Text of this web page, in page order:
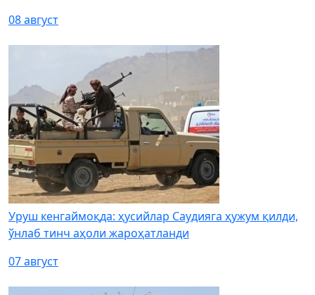
08 август
Уруш кенгаймоқда: ҳусийлар Саудияга ҳужум қилди,
ўнлаб тинч аҳоли жароҳатланди
07 август